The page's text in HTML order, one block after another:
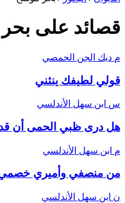
قصائد على
م ديك الجن الحمصي
قولي لطيفك ينثني
س ابن سهل الأندلسي
هل درى ظبي الحمى أن
م ابن سهل الأندلسي
من منصفي وأميري
ن ابن سهل الأندلسي